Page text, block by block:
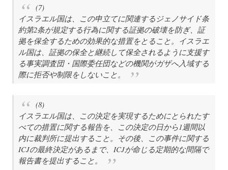
(7)
イスラエル国は、この申立てに関連するジェノサイド条
約第2条が規定する行為に関する証拠の破壊を防ぎ、証
拠を保全するための効果的な措置をとること。イスラエ
ル国は、証拠の保全と継続して保全されるように支援す
る事実調査団・国際委任団などの機関がガザへ入域する
際に拒否や制限をしないこと。
(8)
イスラエル国は、この決定を実現するためにとられたす
べての措置に関する報告を、この決定の日から1週間以
内に裁判所に提出すること。その後、この事件に関する
ICJの最終決定があるまで、ICJが命じる定期的な間隔で
報告書を提出すること。